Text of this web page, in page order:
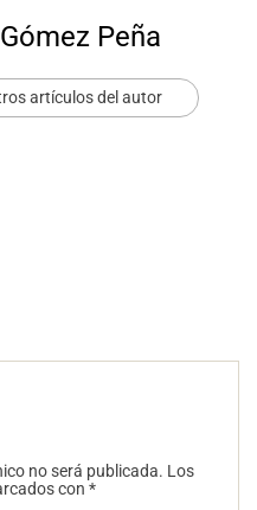
Peña
artículos del autor
no será publicada. Los
con *